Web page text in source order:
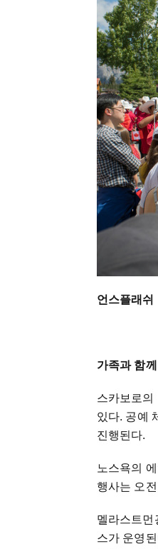
언스플래쉬
가족과 함
스카보로의
있다. 공예
진행된다.
노스욕의
행사는 오
멜라스트먼
스가 운영